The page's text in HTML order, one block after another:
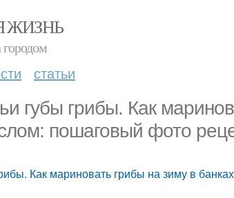
ЖИЗНЬ
статьи
губы грибы. Как
пошаговый фото
Как мариновать грибы на зиму в